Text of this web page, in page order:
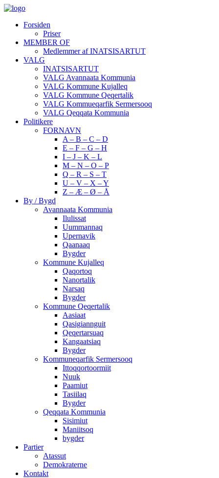
Forsiden
Priser
MEMBER OF
Medlemmer af INATSISARTUT
VALG
INATSISARTUT
VALG Avannaata Kommunia
VALG Kommune Kujalleq
VALG Kommune Qeqertalik
VALG Kommueqarfik Sermersooq
VALG Qeqqata Kommunia
Politikere
FORNAVN
A – B – C – D
E – F – G – H
I – J – K – L
M – N – O – P
Q – R – S – T
U – V – X – Y
Z – Æ – Ø – Å
By / Bygd
Avannaata Kommunia
Ilulissat
Uummannaq
Upernavik
Qaanaaq
Bygder
Kommune Kujalleq
Qaqortoq
Nanortalik
Narsaq
Bygder
Kommune Qeqertalik
Aasiaat
Qasigiannguit
Qeqertarsuaq
Kangaatsiaq
Bygder
Kommuneqarfik Sermersooq
Ittoqqortoormiit
Nuuk
Paamiut
Tasiilaq
Bygder
Qeqqata Kommunia
Sisimiut
Maniitsoq
bygder
Partier
Atassut
Demokraterne
Kontakt